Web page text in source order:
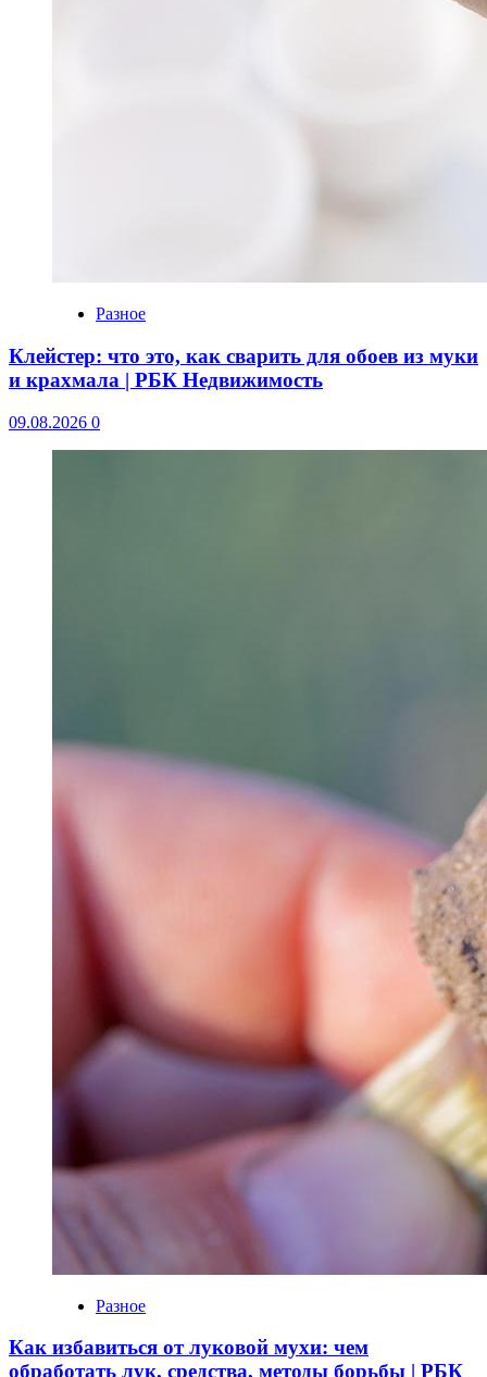
Разное
Клейстер: что это, как сварить для обоев из муки
и крахмала | РБК Недвижимость
09.08.2026 0
Разное
Как избавиться от луковой мухи: чем
обработать лук, средства, методы борьбы | РБК